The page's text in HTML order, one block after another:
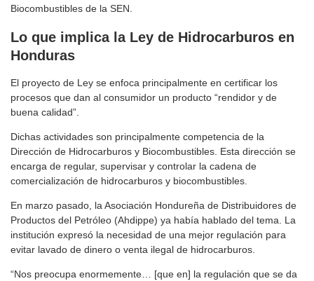
Biocombustibles de la SEN.
Lo que implica la Ley de Hidrocarburos en
Honduras
El proyecto de Ley se enfoca principalmente en certificar los
procesos que dan al consumidor un producto “rendidor y de
buena calidad”.
Dichas actividades son principalmente competencia de la
Dirección de Hidrocarburos y Biocombustibles. Esta dirección se
encarga de regular, supervisar y controlar la cadena de
comercialización de hidrocarburos y biocombustibles.
En marzo pasado, la Asociación Hondureña de Distribuidores de
Productos del Petróleo (Ahdippe) ya había hablado del tema. La
institución expresó la necesidad de una mejor regulación para
evitar lavado de dinero o venta ilegal de hidrocarburos.
“Nos preocupa enormemente… [que en] la regulación que se da